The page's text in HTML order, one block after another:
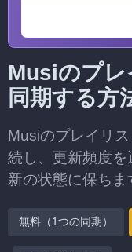
Musiのプレ
同期する方
Musiのプレイリ
続し、更新頻度
新の状態に保ちま
無料（1つの同期）